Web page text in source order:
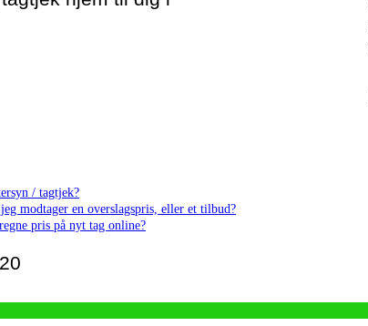
/ tagtjek?
modtager en overslagspris, eller et tilbud?
pris på nyt tag online?